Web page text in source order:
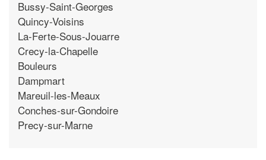
Bussy-Saint-Georges
Quincy-Voisins
La-Ferte-Sous-Jouarre
Crecy-la-Chapelle
Bouleurs
Dampmart
Mareuil-les-Meaux
Conches-sur-Gondoire
Precy-sur-Marne